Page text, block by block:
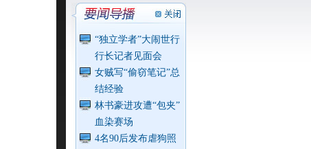
“独立学者”大闹世行
行长记者见面会
女贼写“偷窃笔记”总
结经验
林书豪进攻遭“包夹”
血染赛场
4名90后发布虐狗照